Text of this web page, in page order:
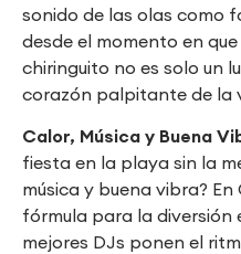
sonido de las olas como
desde el momento en
chiringuito no es solo un
corazón palpitante de la
Calor, Música y Buena
fiesta en la playa sin la
música y buena vibra?
fórmula para la diversión
mejores DJs ponen el